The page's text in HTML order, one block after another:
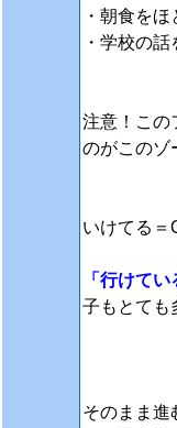
・朝食を
・学校の
注意！この
のがこのゾ
いけてる＝
「行けて
子も とても
そのまま進